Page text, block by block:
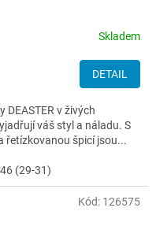
Skladem
DETAIL
DEASTER v živých
váš styl a náladu. S
řetízkovanou špicí jsou...
(29-31)
Kód: 126575